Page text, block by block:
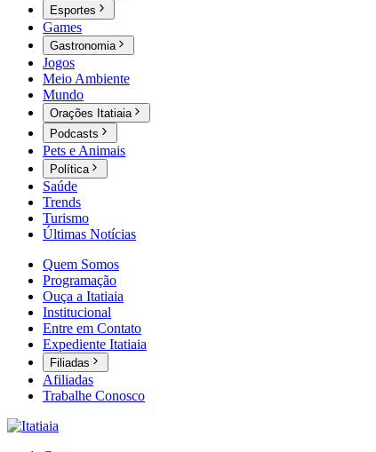
Esportes
Games
Gastronomia
Jogos
Meio Ambiente
Mundo
Orações Itatiaia
Podcasts
Pets e Animais
Política
Saúde
Trends
Turismo
Últimas Notícias
Quem Somos
Programação
Ouça a Itatiaia
Institucional
Entre em Contato
Expediente Itatiaia
Filiadas
Afiliadas
Trabalhe Conosco